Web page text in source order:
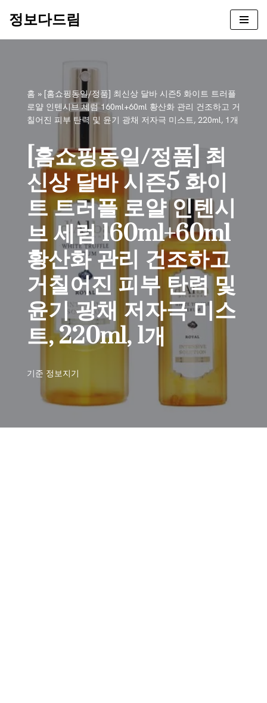
정보다드림
홈 » [홈쇼핑동일/정품] 최신상 달바 시즌5 화이트 트러플
로얄 인텐시브 세럼 160ml+60ml 황산화 관리 건조하고 거
칠어진 피부 탄력 및 윤기 광채 저자극 미스트, 220ml, 1개
[홈쇼핑동일/정품] 최
신상 달바 시즌5 화이
트 트러플 로얄 인텐시
브 세럼 160ml+60ml
황산화 관리 건조하고
거칠어진 피부 탄력 및
윤기 광채 저자극 미스
트, 220ml, 1개
기준 정보지기